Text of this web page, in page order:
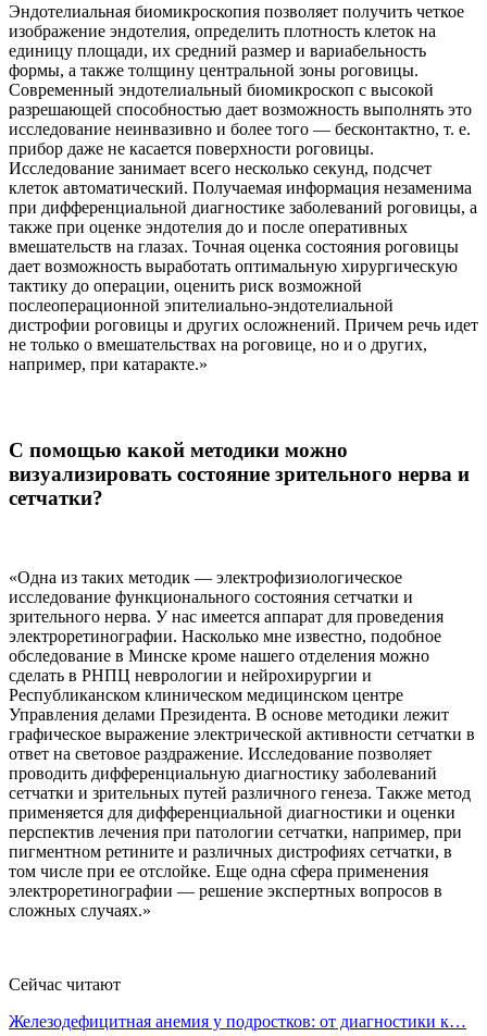
Эндотелиальная биомикроскопия позволяет получить четкое
изображение эндотелия, определить плотность клеток на
единицу площади, их средний размер и вариабельность
формы, а также толщину центральной зоны роговицы.
Современный эндотелиальный биомикроскоп с высокой
разрешающей способностью дает возможность выполнять это
исследование неинвазивно и более того — бесконтактно, т. е.
прибор даже не касается поверхности роговицы.
Исследование занимает всего несколько секунд, подсчет
клеток автоматический. Получаемая информация незаменима
при дифференциальной диагностике заболеваний роговицы, а
также при оценке эндотелия до и после оперативных
вмешательств на глазах. Точная оценка состояния роговицы
дает возможность выработать оптимальную хирургическую
тактику до операции, оценить риск возможной
послеоперационной эпителиально-эндотелиальной
дистрофии роговицы и других осложнений. Причем речь идет
не только о вмешательствах на роговице, но и о других,
например, при катаракте.»
С помощью какой методики можно
визуализировать состояние зрительного нерва и
сетчатки?
«Одна из таких методик — электрофизиологическое
исследование функционального состояния сетчатки и
зрительного нерва. У нас имеется аппарат для проведения
электроретинографии. Насколько мне известно, подобное
обследование в Минске кроме нашего отделения можно
сделать в РНПЦ неврологии и нейрохирургии и
Республиканском клиническом медицинском центре
Управления делами Президента. В основе методики лежит
графическое выражение электрической активности сетчатки в
ответ на световое раздражение. Исследование позволяет
проводить дифференциальную диагностику заболеваний
сетчатки и зрительных путей различного генеза. Также метод
применяется для дифференциальной диагностики и оценки
перспектив лечения при патологии сетчатки, например, при
пигментном ретините и различных дистрофиях сетчатки, в
том числе при ее отслойке. Еще одна сфера применения
электроретинографии — решение экспертных вопросов в
сложных случаях.»
Сейчас читают
Железодефицитная анемия у подростков: от диагностики к…